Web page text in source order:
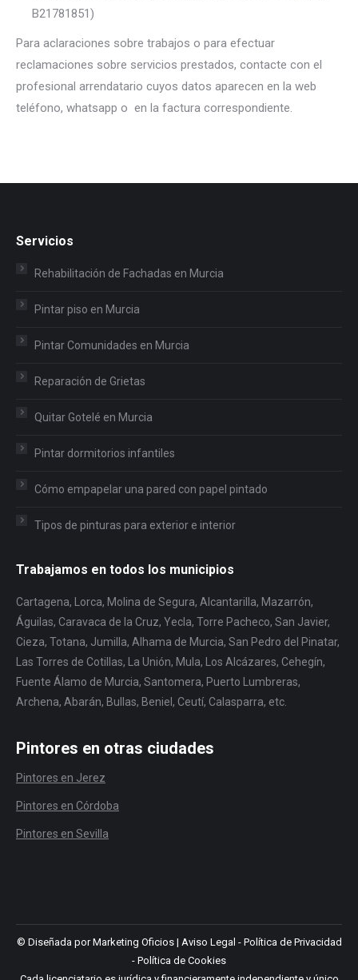
B21781851)
Para aclaraciones sobre trabajos o para efectuar
reclamaciones sobre servicios prestados, contacte con el
profesional arrendatario cuyos datos aparecen en la web
teléfono, whatsapp o en la factura correspondiente.
Servicios
Rehabilitación de Fachadas en Murcia
Pintar piso en Murcia
Pintar Comunidades en Murcia
Reparación de Grietas
Quitar Gotelé en Murcia
Pintar dormitorios infantiles
Cómo empapelar una pared con papel pintado
Tipos de pinturas para exterior e interior
Trabajamos en todos los municipios
Cartagena, Lorca, Molina de Segura, Alcantarilla, Mazarrón,
Águilas, Caravaca de la Cruz, Yecla, Torre Pacheco, San Javier,
Cieza, Totana, Jumilla, Alhama de Murcia, San Pedro del Pinatar,
Las Torres de Cotillas, La Unión, Mula, Los Alcázares, Cehegín,
Fuente Álamo de Murcia, Santomera, Puerto Lumbreras,
Archena, Abarán, Bullas, Beniel, Ceutí, Calasparra, etc.
Pintores en otras ciudades
Pintores en Jerez
Pintores en Córdoba
Pintores en Sevilla
© Diseñada por Marketing Oficios | Aviso Legal - Política de Privacidad
- Política de Cookies